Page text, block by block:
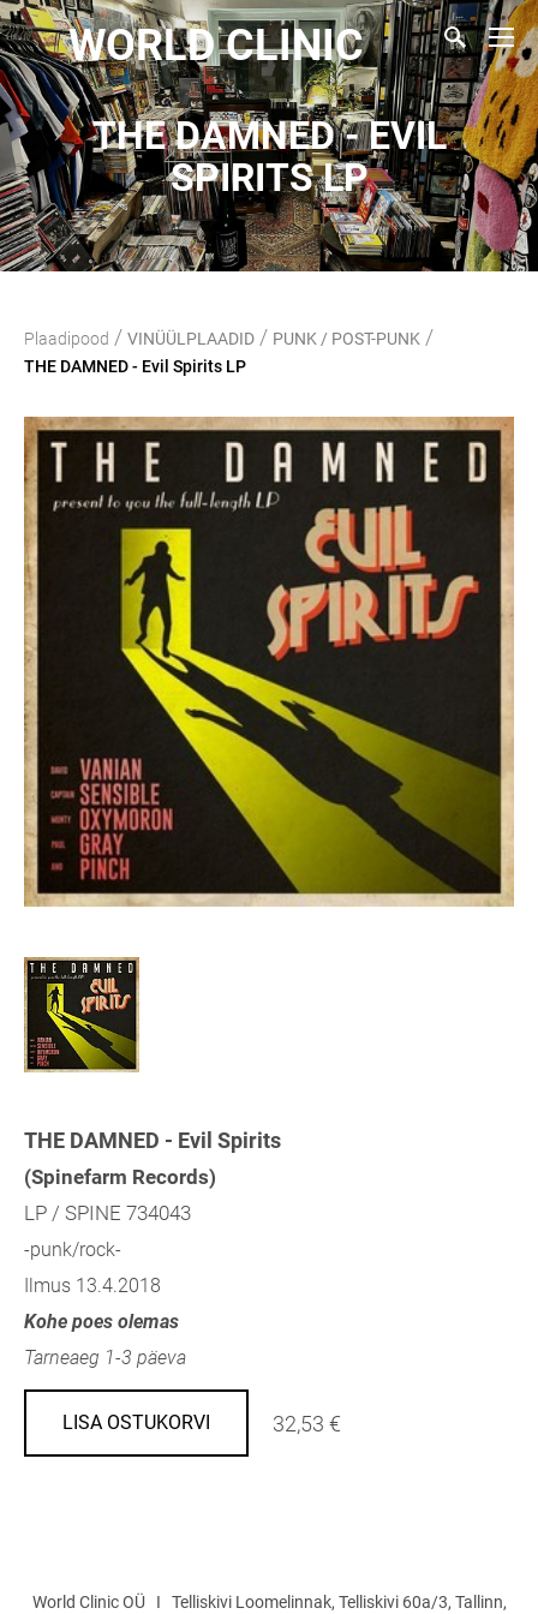
WORLD CLINIC
THE DAMNED - EVIL
SPIRITS LP
Plaadipood / VINÜÜLPLAADID / PUNK / POST-PUNK /
THE DAMNED - Evil Spirits LP
THE DAMNED - Evil Spirits
(Spinefarm Records)
LP / SPINE 734043
-punk/rock-
Ilmus 13.4.2018
Kohe poes olemas
Tarneaeg 1-3 päeva
LISA OSTUKORVI 32,53 €
World Clinic OÜ I Telliskivi Loomelinnak, Telliskivi 60a/3, Tallinn,